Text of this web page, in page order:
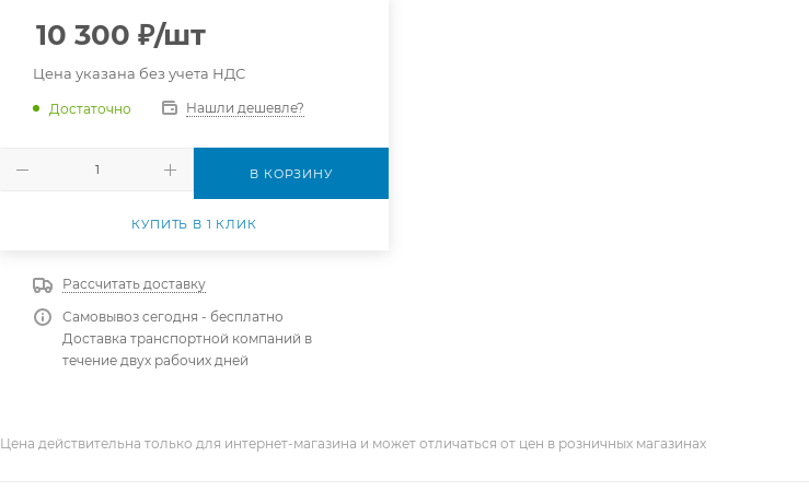
10 300 ₽/шт
Цена указана без учета НДС
Достаточно Нашли дешевле?
В КОРЗИНУ
КУПИТЬ В 1 КЛИК
Рассчитать доставку
Самовывоз сегодня - бесплатно
Доставка транспортной компаний в
течение двух рабочих дней
Цена действительна только для интернет-магазина и может отличаться от цен в розничных магазинах